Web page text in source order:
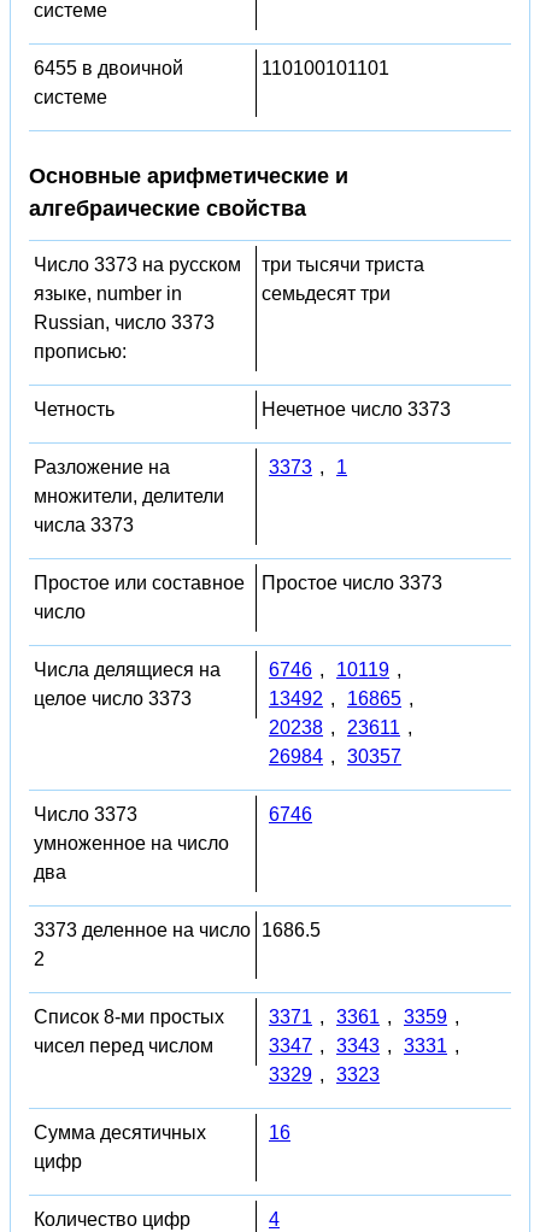
системе
6455 в двоичной
системе
110100101101
Основные арифметические и
алгебраические свойства
Число 3373 на русском
языке, number in
Russian, число 3373
прописью:
три тысячи триста
семьдесят три
Четность Нечетное число 3373
Разложение на
множители, делители
числа 3373
3373 , 1
Простое или составное
число
Простое число 3373
Числа делящиеся на
целое число 3373
6746 , 10119 ,
13492 , 16865 ,
20238 , 23611 ,
26984 , 30357
Число 3373
умноженное на число
два
6746
3373 деленное на число
2
1686.5
Список 8-ми простых
чисел перед числом
3371 , 3361 , 3359 ,
3347 , 3343 , 3331 ,
3329 , 3323
Сумма десятичных
цифр
16
Количество цифр 4